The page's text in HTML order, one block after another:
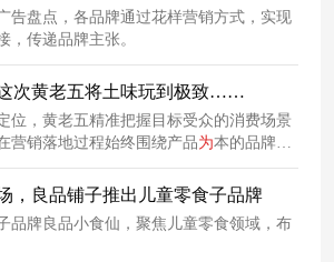
告盘点，各品牌通过花样营销方式，实现
，传递品牌主张。
次黄老五将土味玩到极致……
位，黄老五精准把握目标受众的消费场景
营销落地过程始终围绕产品为本的品牌脉
不断创新。
，良品铺子推出儿童零食子品牌
品牌良品小食仙，聚焦儿童零食领域，布